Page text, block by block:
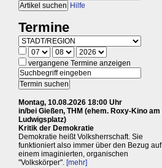
Hilfe
Termine
vergangene Termine anzeigen
Montag, 10.08.2026 18:00 Uhr
in/bei Gießen, THM (ehem. Roxy-Kino am
Ludwigsplatz)
Kritik der Demokratie
Demokratie heißt Volksherrschaft. Sie
funktioniert also immer über den Bezug auf
einem imaginierten, organischen
"Volkskörper". [mehr]